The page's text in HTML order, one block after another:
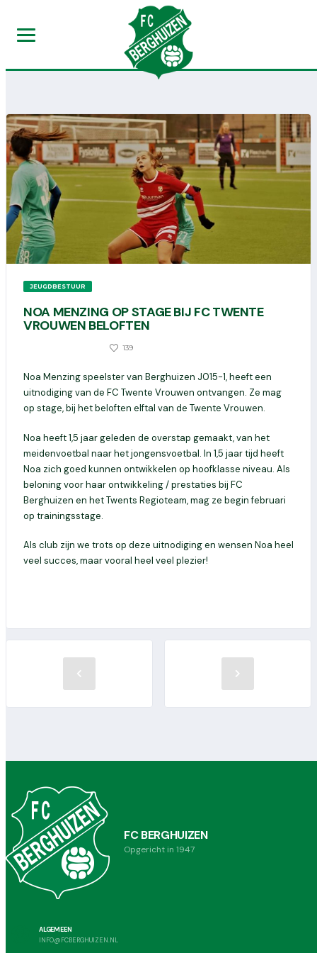
JEUGDBESTUUR
NOA MENZING OP STAGE BIJ FC TWENTE
VROUWEN BELOFTEN
139
Noa Menzing speelster van Berghuizen J015-1, heeft een
uitnodiging van de FC Twente Vrouwen ontvangen. Ze mag
op stage, bij het beloften elftal van de Twente Vrouwen.
Noa heeft 1,5 jaar geleden de overstap gemaakt, van het
meidenvoetbal naar het jongensvoetbal. In 1,5 jaar tijd heeft
Noa zich goed kunnen ontwikkelen op hoofklasse niveau. Als
beloning voor haar ontwikkeling / prestaties bij FC
Berghuizen en het Twents Regioteam, mag ze begin februari
op trainingsstage.
Als club zijn we trots op deze uitnodiging en wensen Noa heel
veel succes, maar vooral heel veel plezier!
FC BERGHUIZEN
Opgericht in 1947
ALGEMEEN
INFO@FCBERGHUIZEN.NL